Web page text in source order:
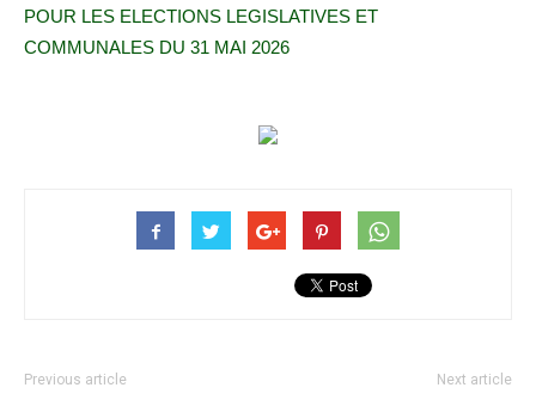
POUR LES ELECTIONS LEGISLATIVES ET
COMMUNALES DU 31 MAI 2026
Previous article Next article